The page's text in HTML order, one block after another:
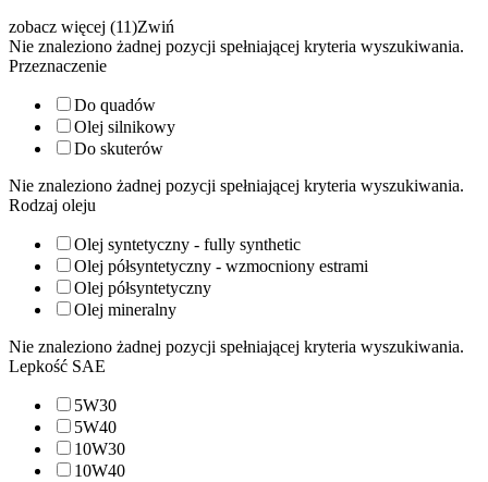
zobacz więcej (11)Zwiń
Nie znaleziono żadnej pozycji spełniającej kryteria wyszukiwania.
Przeznaczenie
Do quadów
Olej silnikowy
Do skuterów
Nie znaleziono żadnej pozycji spełniającej kryteria wyszukiwania.
Rodzaj oleju
Olej syntetyczny - fully synthetic
Olej półsyntetyczny - wzmocniony estrami
Olej półsyntetyczny
Olej mineralny
Nie znaleziono żadnej pozycji spełniającej kryteria wyszukiwania.
Lepkość SAE
5W30
5W40
10W30
10W40